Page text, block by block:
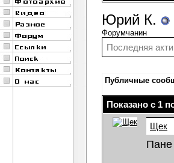
Юрий К.
Форумчанин
Последняя
Публичные
Показано с 1
Щек